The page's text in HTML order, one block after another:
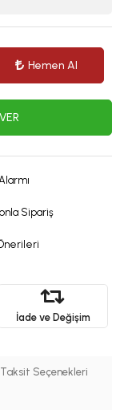
Hemen Al
Sipariş
İade ve Değişim
Taksit Seçenekleri